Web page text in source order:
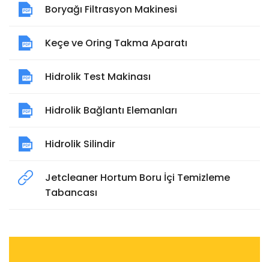
Boryağı Filtrasyon Makinesi
Keçe ve Oring Takma Aparatı
Hidrolik Test Makinası
Hidrolik Bağlantı Elemanları
Hidrolik Silindir
Jetcleaner Hortum Boru İçi Temizleme
Tabancası